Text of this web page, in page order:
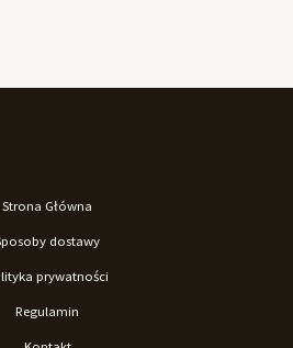
Strona Główna
dostawy
prywatności
Regulamin